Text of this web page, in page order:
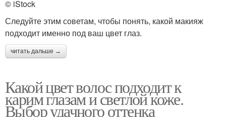
© iStock
Следуйте этим советам, чтобы понять, какой макияж
подходит именно под ваш цвет глаз.
читать дальше →
Какой цвет волос подходит к
карим глазам и светлой коже.
Выбор удачного оттенка